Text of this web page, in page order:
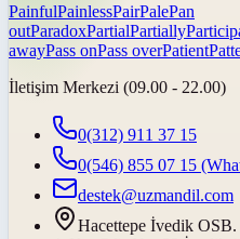
PainfulPainlessPairPalePan
outParadoxPartialPartially
awayPass onPass overPatient
İletişim Merkezi (09.00 - 22.00)
0(312) 911 37 15
0(546) 855 07 15
destek@uzmandil.com
Hacettepe İvedik